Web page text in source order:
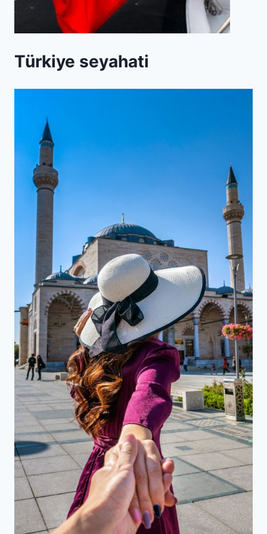
Türkiye seyahati